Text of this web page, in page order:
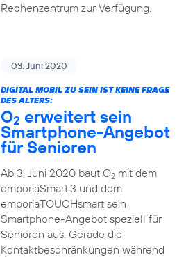
Rechenzentrum zur Verfügung.
03. Juni 2020
DIGITAL MOBIL ZU SEIN IST KEINE FRAGE
DES ALTERS:
O2 erweitert sein
Smartphone-Angebot
für Senioren
Ab 3. Juni 2020 baut O2mit dem
emporiaSmart.3 und dem
emporiaTOUCHsmart sein
Smartphone-Angebot speziell für
Senioren aus. Gerade die
Kontaktbeschränkungen während